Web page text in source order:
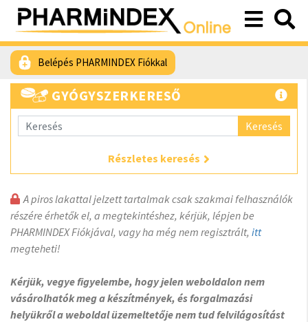
Belépés PHARMINDEX Fiókkal
GYÓGYSZERKERESŐ
Keresés
Részletes keresés
A piros lakattal jelzett tartalmak csak szakmai felhasználók
részére érhetők el, a megtekintéshez, kérjük, lépjen be
PHARMINDEX Fiókjával, vagy ha még nem regisztrált, itt
megteheti!
Kérjük, vegye figyelembe, hogy jelen weboldalon nem
vásárolhatók meg a készítmények, és forgalmazási
helyükről a weboldal üzemeltetője nem tud felvilágosítást